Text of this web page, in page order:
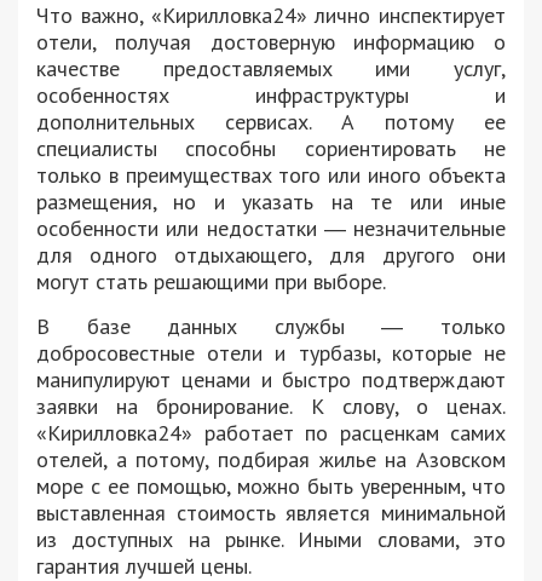
Что важно, «Кирилловка24» лично инспектирует
отели, получая достоверную информацию о
качестве предоставляемых ими услуг,
особенностях инфраструктуры и
дополнительных сервисах. А потому ее
специалисты способны сориентировать не
только в преимуществах того или иного объекта
размещения, но и указать на те или иные
особенности или недостатки ― незначительные
для одного отдыхающего, для другого они
могут стать решающими при выборе.
В базе данных службы ― только
добросовестные отели и турбазы, которые не
манипулируют ценами и быстро подтверждают
заявки на бронирование. К слову, о ценах.
«Кирилловка24» работает по расценкам самих
отелей, а потому, подбирая жилье на Азовском
море с ее помощью, можно быть уверенным, что
выставленная стоимость является минимальной
из доступных на рынке. Иными словами, это
гарантия лучшей цены.